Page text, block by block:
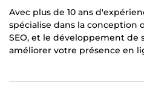
Avec plus de 10 ans
spécialise dans la conception
SEO, et le développement de
améliorer votre présence en